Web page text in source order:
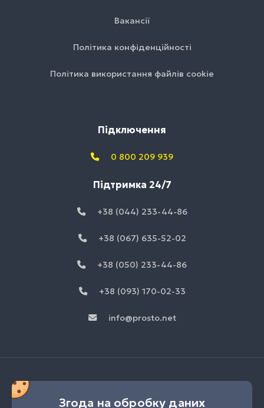
Вакансії
Політика конфіденційності
Політика використання файлів cookie
Підключення
0 800 209 939
Підтримка 24/7
+38 (044) 233-44-86
+38 (067) 635-52-02
+38 (050) 233-44-86
+38 (093) 170-02-33
info@prosto.net
Згода на обробку даних